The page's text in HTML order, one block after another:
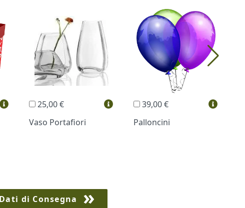
25,00 €
Vaso Portafiori
39,00 €
Palloncini
Dati di Consegna